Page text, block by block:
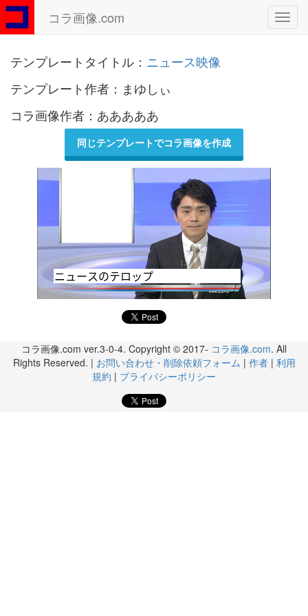
コラ画像.com
テンプレートタイトル： ニュース映像
テンプレート作者：まゆしぃ
コラ画像作者：あああああ
同じテンプレートでコラ画像を作成
コラ画像.com ver.3-0-4. Copyright © 2017- コラ画像.com. All
Rights Reserved. | お問い合わせ・削除依頼フォーム | 作者| 利用
規約 | プライバシーポリシー